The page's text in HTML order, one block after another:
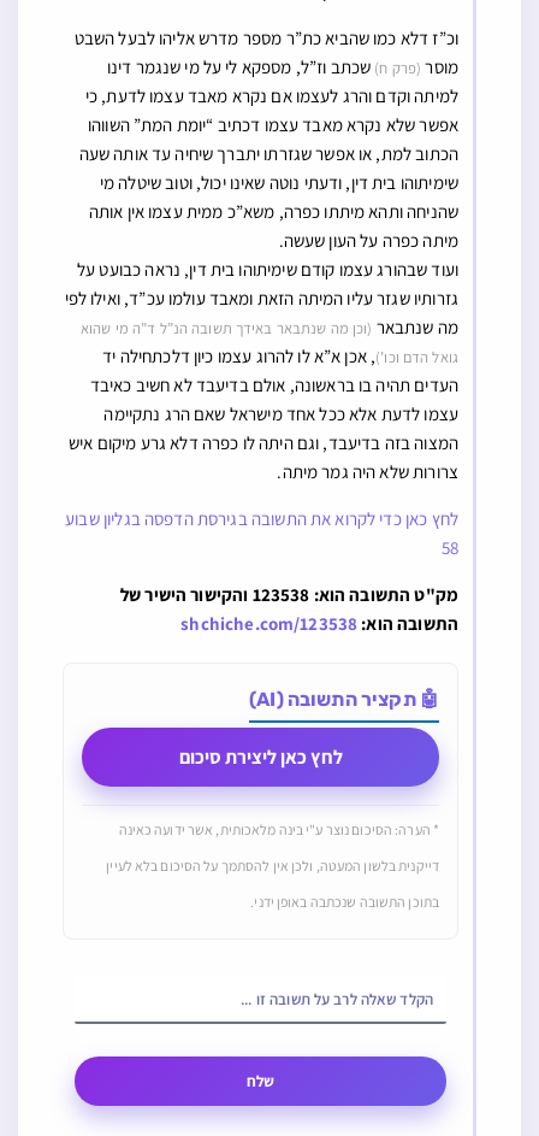
וכ”ז דלא כמו שהביא כת”ר מספר מדרש אליהו לבעל השבט
מוסר (פרק ח) שכתב וז”ל, מספקא לי על מי שנגמר דינו
למיתה וקדם והרג לעצמו אם נקרא מאבד עצמו לדעת, כי
אפשר שלא נקרא מאבד עצמו דכתיב “יומת המת” השווהו
הכתוב למת, או אפשר שגזרתו יתברך שיחיה עד אותה שעה
שימיתוהו בית דין, ודעתי נוטה שאינו יכול, וטוב שיטלה מי
שהניחה ותהא מיתתו כפרה, משא”כ ממית עצמו אין אותה
מיתה כפרה על העון שעשה.
ועוד שבהורג עצמו קודם שימיתוהו בית דין, נראה כבועט על
גזרותיו שגזר עליו המיתה הזאת ומאבד עולמו עכ”ד, ואילו לפי
מה שנתבאר (וכן מה שנתבאר באידך תשובה הנ”ל ד”ה מי שהוא
גואל הדם וכו’), אכן א”א לו להרוג עצמו כיון דלכתחילה יד
העדים תהיה בו בראשונה, אולם בדיעבד לא חשיב כאיבד
עצמו לדעת אלא ככל אחד מישראל שאם הרג נתקיימה
המצוה בזה בדיעבד, וגם היתה לו כפרה דלא גרע מיקום איש
צרורות שלא היה גמר מיתה.
לחץ כאן כדי לקרוא את התשובה בגירסת הדפסה בגליון שבוע
58
מק"ט התשובה הוא: 123538 והקישור הישיר של
התשובה הוא: shchiche.com/123538
🤖 תקציר התשובה (AI)
לחץ כאן ליצירת סיכום
* הערה: הסיכום נוצר ע"י בינה מלאכותית, אשר ידועה כאינה
דייקנית בלשון המעטה, ולכן אין להסתמך על הסיכום בלא לעיין
בתוכן התשובה שנכתבה באופן ידני.
שלח